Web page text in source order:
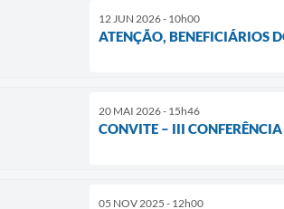
12 JUN 2026 - 10h00
ATENÇÃO, BENEFICIÁRIOS
20 MAI 2026 - 15h46
CONVITE – III
05 NOV 2025 - 12h00